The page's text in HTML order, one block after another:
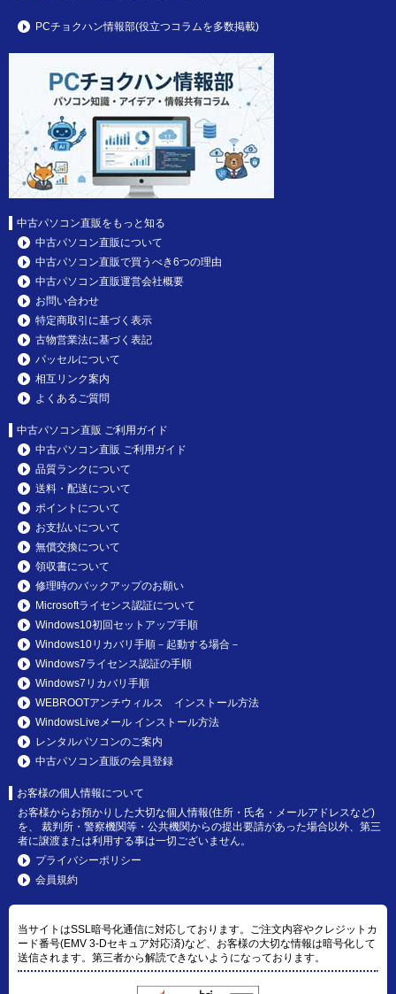
PCチョクハン情報部(役立つコラムを多数掲載)
中古パソコン直販をもっと知る
中古パソコン直販について
中古パソコン直販で買うべき6つの理由
中古パソコン直販運営会社概要
お問い合わせ
特定商取引に基づく表示
古物営業法に基づく表記
パッセルについて
相互リンク案内
よくあるご質問
中古パソコン直販 ご利用ガイド
中古パソコン直販 ご利用ガイド
品質ランクについて
送料・配送について
ポイントについて
お支払いについて
無償交換について
領収書について
修理時のバックアップのお願い
Microsoftライセンス認証について
Windows10初回セットアップ手順
Windows10リカバリ手順－起動する場合－
Windows7ライセンス認証の手順
Windows7リカバリ手順
WEBROOTアンチウィルス インストール方法
WindowsLiveメール インストール方法
レンタルパソコンのご案内
中古パソコン直販の会員登録
お客様の個人情報について
お客様からお預かりした大切な個人情報(住所・氏名・メールアドレスなど)
を、 裁判所・警察機関等・公共機関からの提出要請があった場合以外、第三
者に譲渡または利用する事は一切ございません。
プライバシーポリシー
会員規約
当サイトはSSL暗号化通信に対応しております。ご注文内容やクレジットカ
ード番号(EMV 3-Dセキュア対応済)など、お客様の大切な情報は暗号化して
送信されます。第三者から解読できないようになっております。